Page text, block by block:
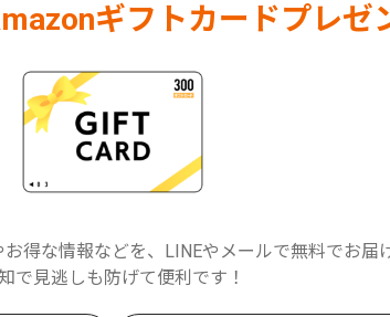
ギフトカードプレゼ
お得な情報などを、LINEやメールで無料でお届
で見逃しも防げて便利です！